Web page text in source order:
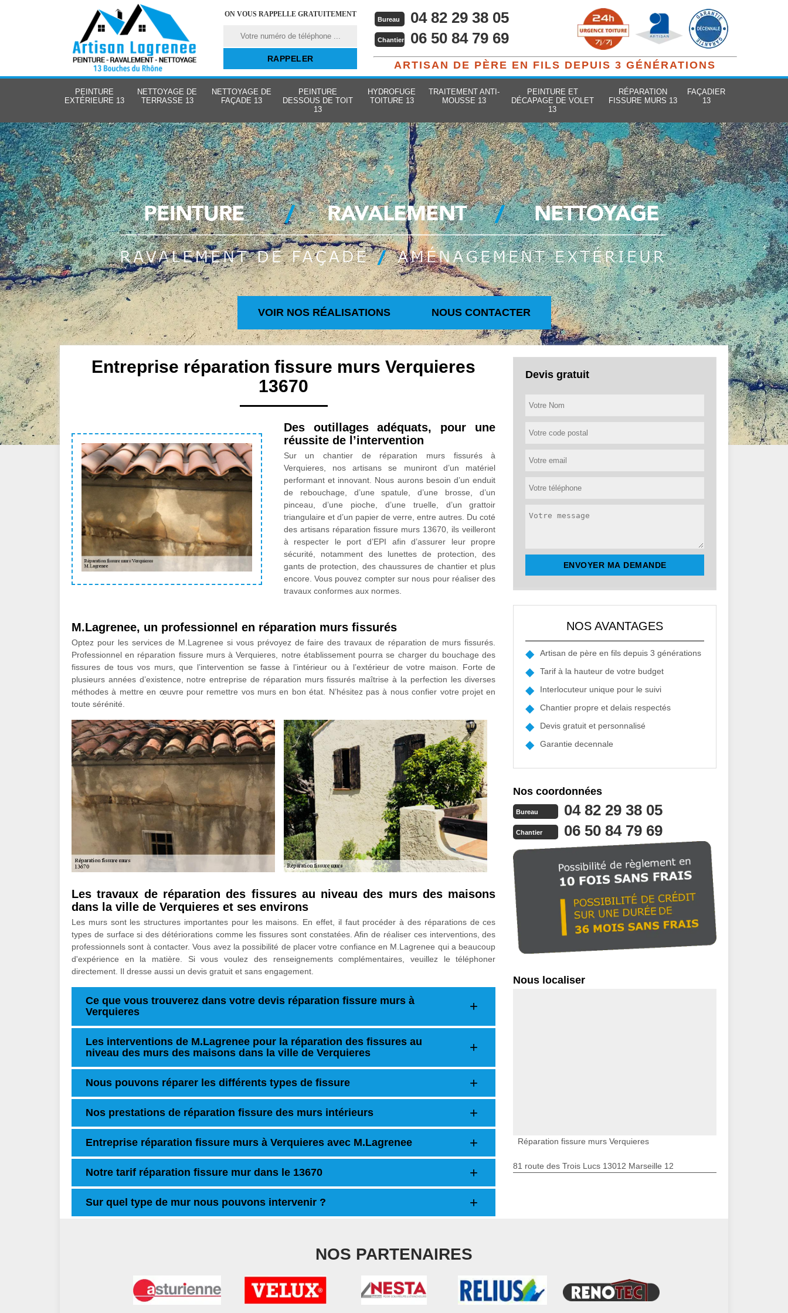
ON VOUS RAPPELLE GRATUITEMENT
Bureau 04 82 29 38 05
Chantier 06 50 84 79 69
ARTISAN DE PÈRE EN FILS DEPUIS 3 GÉNÉRATIONS
PEINTURE
EXTÉRIEURE 13
NETTOYAGE DE
TERRASSE 13
NETTOYAGE DE
FAÇADE 13
PEINTURE
DESSOUS DE TOIT
13
HYDROFUGE
TOITURE 13
TRAITEMENT ANTI-
MOUSSE 13
PEINTURE ET
DÉCAPAGE DE VOLET
13
RÉPARATION
FISSURE MURS 13
FAÇADIER
13
VOIR NOS RÉALISATIONS NOUS CONTACTER
Entreprise réparation fissure murs Verquieres
13670
Des outillages adéquats, pour une
réussite de l’intervention
Sur un chantier de réparation murs fissurés à
Verquieres, nos artisans se muniront d’un matériel
performant et innovant. Nous aurons besoin d’un enduit
de rebouchage, d’une spatule, d’une brosse, d’un
pinceau, d’une pioche, d’une truelle, d’un grattoir
triangulaire et d’un papier de verre, entre autres. Du coté
des artisans réparation fissure murs 13670, ils veilleront
à respecter le port d’EPI afin d’assurer leur propre
sécurité, notamment des lunettes de protection, des
gants de protection, des chaussures de chantier et plus
encore. Vous pouvez compter sur nous pour réaliser des
travaux conformes aux normes.
M.Lagrenee, un professionnel en réparation murs fissurés
Optez pour les services de M.Lagrenee si vous prévoyez de faire des travaux de réparation de murs fissurés.
Professionnel en réparation fissure murs à Verquieres, notre établissement pourra se charger du bouchage des
fissures de tous vos murs, que l’intervention se fasse à l’intérieur ou à l’extérieur de votre maison. Forte de
plusieurs années d’existence, notre entreprise de réparation murs fissurés maîtrise à la perfection les diverses
méthodes à mettre en œuvre pour remettre vos murs en bon état. N’hésitez pas à nous confier votre projet en
toute sérénité.
Les travaux de réparation des fissures au niveau des murs des maisons
dans la ville de Verquieres et ses environs
Les murs sont les structures importantes pour les maisons. En effet, il faut procéder à des réparations de ces
types de surface si des détériorations comme les fissures sont constatées. Afin de réaliser ces interventions, des
professionnels sont à contacter. Vous avez la possibilité de placer votre confiance en M.Lagrenee qui a beaucoup
d'expérience en la matière. Si vous voulez des renseignements complémentaires, veuillez le téléphoner
directement. Il dresse aussi un devis gratuit et sans engagement.
Ce que vous trouverez dans votre devis réparation fissure murs à
Verquieres
Les interventions de M.Lagrenee pour la réparation des fissures au
niveau des murs des maisons dans la ville de Verquieres
Nous pouvons réparer les différents types de fissure
Nos prestations de réparation fissure des murs intérieurs
Entreprise réparation fissure murs à Verquieres avec M.Lagrenee
Notre tarif réparation fissure mur dans le 13670
Sur quel type de mur nous pouvons intervenir ?
Devis gratuit
NOS AVANTAGES
Artisan de père en fils depuis 3 générations
Tarif à la hauteur de votre budget
Interlocuteur unique pour le suivi
Chantier propre et delais respectés
Devis gratuit et personnalisé
Garantie decennale
Nos coordonnées
Bureau 04 82 29 38 05
Chantier 06 50 84 79 69
Nous localiser
Réparation fissure murs Verquieres
81 route des Trois Lucs 13012 Marseille 12
NOS PARTENAIRES